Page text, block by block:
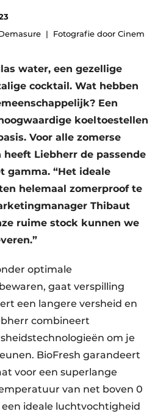
Fotografie door Cinem
water, een gezellige
cocktail. Wat hebben
Een
koeltoestellen
Voor alle zomerse
heeft Liebherr de passende
gamma. “Het ideale
helemaal zomerproof te
Thibaut
ruime stock kunnen we
optimale
gaat verspilling
een langere versheid en
combineert
om je
BioFresh garandeert
voor een superlange
van net boven 0
ideale luchtvochtigheid